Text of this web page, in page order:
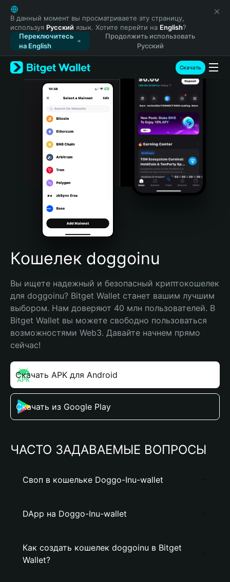
English
日本語
Tiếng Việt
Русский
Español (Latinoamérica)
Türkçe
Italiano
Português (Portugal)
Bahasa Indonesia
Português (Brasil)
Español (Argentina)
В данный момент вы просматриваете эту страницу,
используя Русский язык. Хотите перейти на English?
Переключитесь
на English
Продолжить использовать
Русский
Скачать
Кошелек doggoinu
Вы ищете надежный и безопасный криптокошелек
для doggoinu? Bitget Wallet станет вашим лучшим
выбором. Нам доверяют 40 млн пользователей. В
Bitget Wallet вы можете свободно пользоваться
возможностями Web3. Давайте начнем прямо
сейчас!
Скачать APK для Android
Скачать из Google Play
ЧАСТО ЗАДАВАЕМЫЕ ВОПРОСЫ
Своп в кошельке Doggo-Inu-wallet
DApp на Doggo-Inu-wallet
Как создать кошелек doggoinu в Bitget
Wallet?